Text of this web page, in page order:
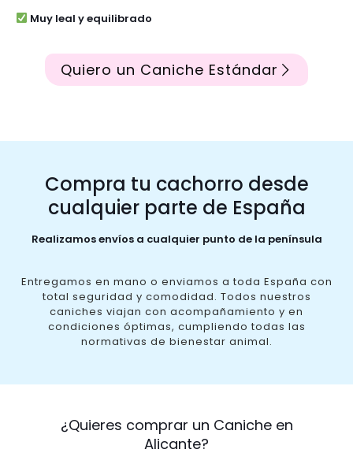
Muy leal y equilibrado
Quiero un Caniche Estándar
Compra tu cachorro desde
cualquier parte de España
Realizamos envíos a cualquier punto de la península
Entregamos en mano o enviamos a toda España con
total seguridad y comodidad. Todos nuestros
caniches viajan con acompañamiento y en
condiciones óptimas, cumpliendo todas las
normativas de bienestar animal.
¿Quieres comprar un Caniche en
Alicante?